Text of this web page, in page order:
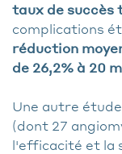
taux de succès
complications
réduction
de 26,2% à 20
Une autre
(dont 27
l'efficacité et la